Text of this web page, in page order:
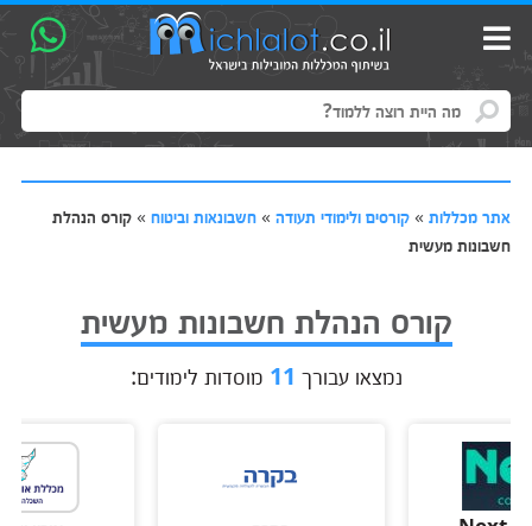
אתר מכללות» קורסים ולימודי תעודה» חשבונאות וביטוח» קורס הנהלת
חשבונות מעשית
קורס הנהלת חשבונות מעשית
נמצאו עבורך 11 מוסדות לימודים: